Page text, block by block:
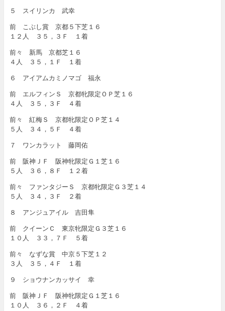
５ スイリンカ 武幸
前 こぶし賞 京都５下芝１６
１２人 ３５，３Ｆ １着
前々 新馬 京都芝１６
４人 ３５，１Ｆ １着
６ アイアムカミノマゴ 福永
前 エルフィンＳ 京都牝限定ＯＰ芝１６
４人 ３５，３Ｆ ４着
前々 紅梅Ｓ 京都牝限定ＯＰ芝１４
５人 ３４，５Ｆ ４着
７ ワンカラット 藤岡佑
前 阪神ＪＦ 阪神牝限定Ｇ１芝１６
５人 ３６，８Ｆ １２着
前々 ファンタジーＳ 京都牝限定Ｇ３芝１４
５人 ３４，３Ｆ ２着
８ アンジュアイル 吉田隼
前 クイーンＣ 東京牝限定Ｇ３芝１６
１０人 ３３，７Ｆ ５着
前々 なずな賞 中京５下芝１２
３人 ３５，４Ｆ １着
９ ショウナンカッサイ 幸
前 阪神ＪＦ 阪神牝限定Ｇ１芝１６
１０人 ３６，２Ｆ ４着